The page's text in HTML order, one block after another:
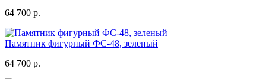
64 700 р.
Памятник фигурный ФС-48, зеленый
64 700 р.